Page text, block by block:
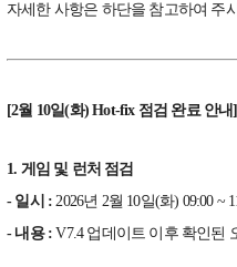
자세한 사항은 하단을 참고하여 주
[2월 10일(화) Hot-fix 점검 완료 안내]
1. 게임 및 런처 점검
- 일시 :2026년 2월 10일(화) 09:00 ~
- 내용 :V7.4 업데이트 이후 확인된